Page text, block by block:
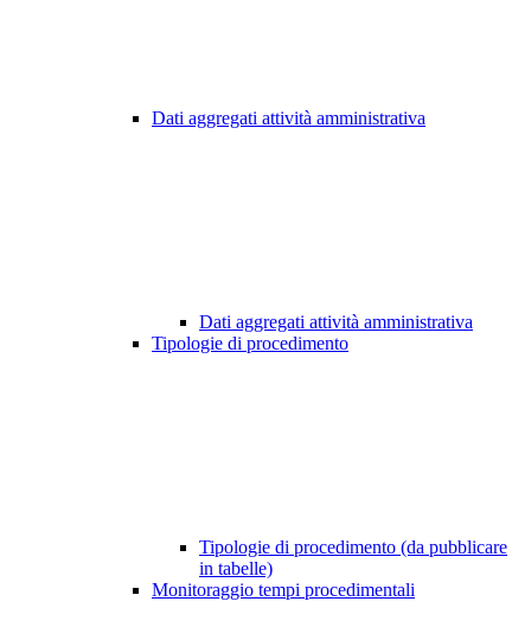
Dati aggregati attività amministrativa
Dati aggregati attività amministrativa
Tipologie di procedimento
Tipologie di procedimento (da pubblicare
in tabelle)
Monitoraggio tempi procedimentali